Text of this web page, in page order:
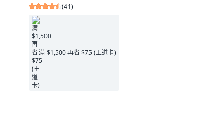
(41)
满 $1,500 再省 $75 (王道卡)